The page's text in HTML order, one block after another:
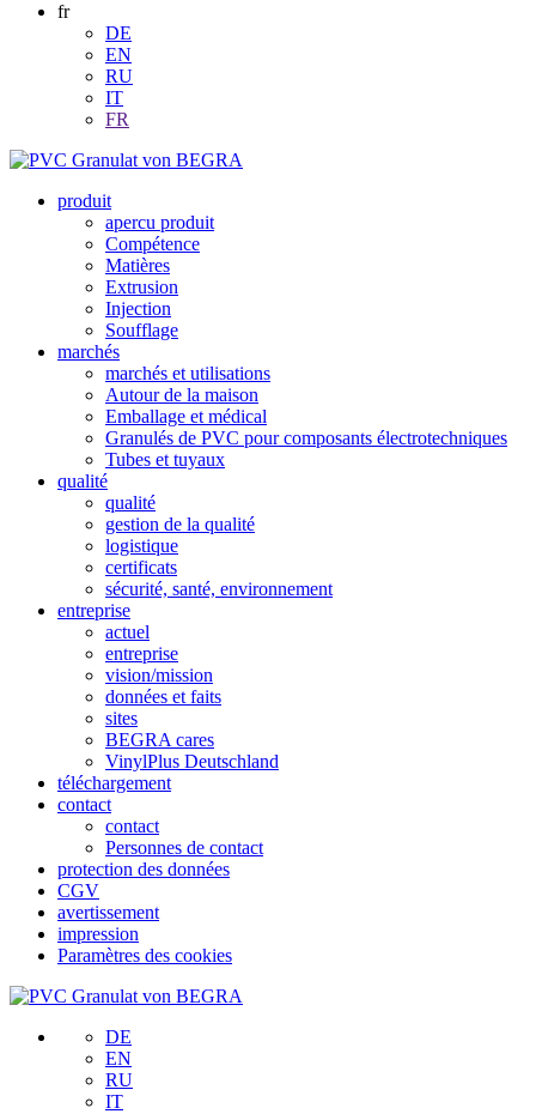
fr
DE
EN
RU
IT
FR
produit
apercu produit
Compétence
Matières
Extrusion
Injection
Soufflage
marchés
marchés et utilisations
Autour de la maison
Emballage et médical
Granulés de PVC pour composants électrotechniques
Tubes et tuyaux
qualité
qualité
gestion de la qualité
logistique
certificats
sécurité, santé, environnement
entreprise
actuel
entreprise
vision/mission
données et faits
sites
BEGRA cares
VinylPlus Deutschland
téléchargement
contact
contact
Personnes de contact
protection des données
CGV
avertissement
impression
Paramètres des cookies
DE
EN
RU
IT